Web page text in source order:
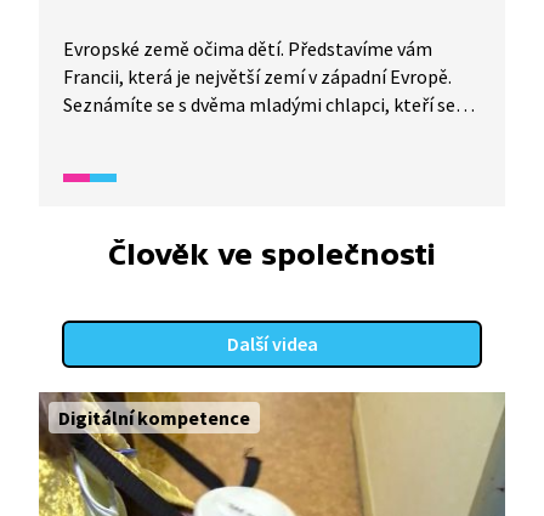
Evropské země očima dětí. Představíme vám
Francii, která je největší zemí v západní Evropě.
Seznámíte se s dvěma mladými chlapci, kteří se
velice přísný denní režim. Seznámíte se s městem
a také s městem Lens.
Člověk ve společnosti
Další videa
Digitální kompetence